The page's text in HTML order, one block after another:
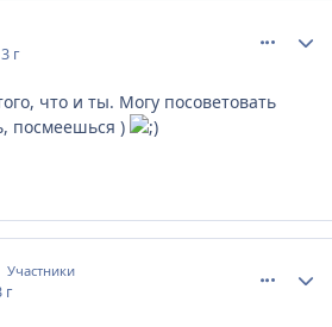
г
что и ты. Могу посоветовать
посмеешься )
Участники
г